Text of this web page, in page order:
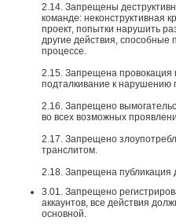
2.14. Запрещены
команде: неконструктивная
проект, попытки нарушить
другие действия, способные
процессе.
2.15. Запрещена
подталкивание к нарушению
2.16. Запрещено
во всех возможных
2.17. Запрещено
транслитом.
2.18. Запрещена публикация
3.01. Запрещено
аккаунтов, все действия
основной.